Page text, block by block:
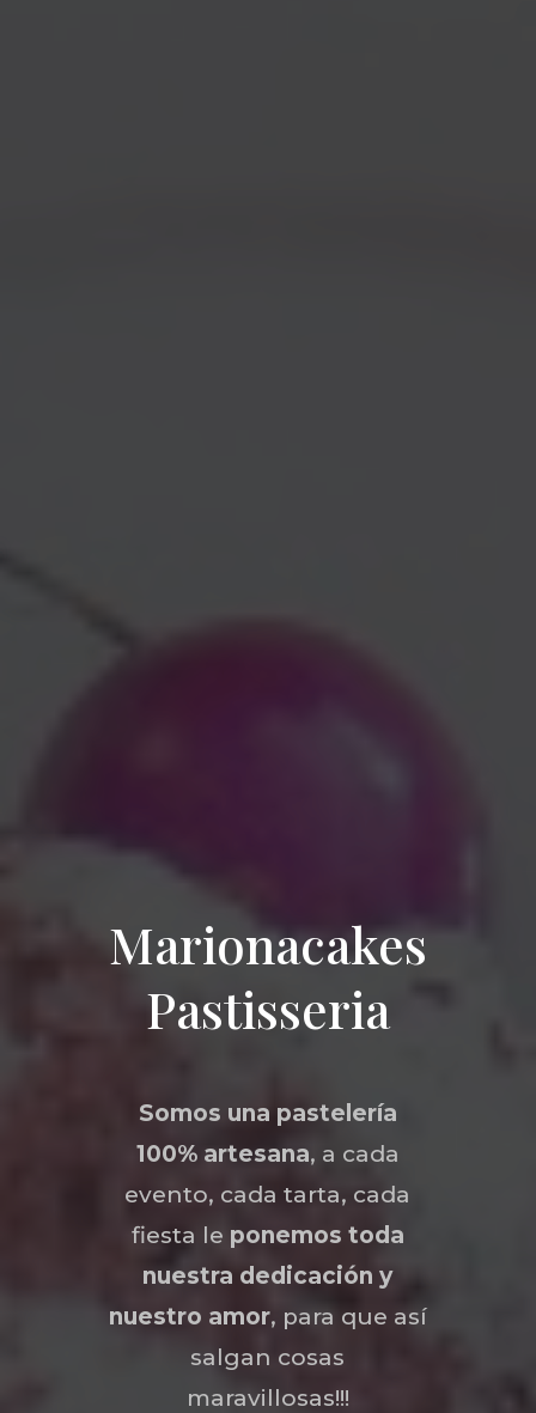
Marionacakes
Pastisseria
Somos una pastelería
100% artesana, a cada
evento, cada tarta, cada
fiesta le ponemos toda
nuestra dedicación y
nuestro amor, para que así
salgan cosas
maravillosas!!!